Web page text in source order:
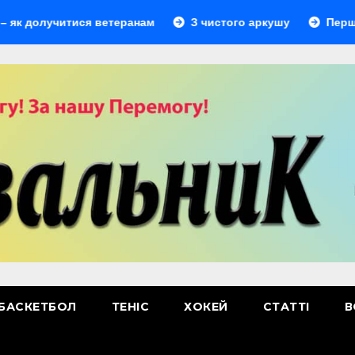
ветеранам З чистого аркушу Перший
ТЕНІС ХОКЕЙ СТАТТІ